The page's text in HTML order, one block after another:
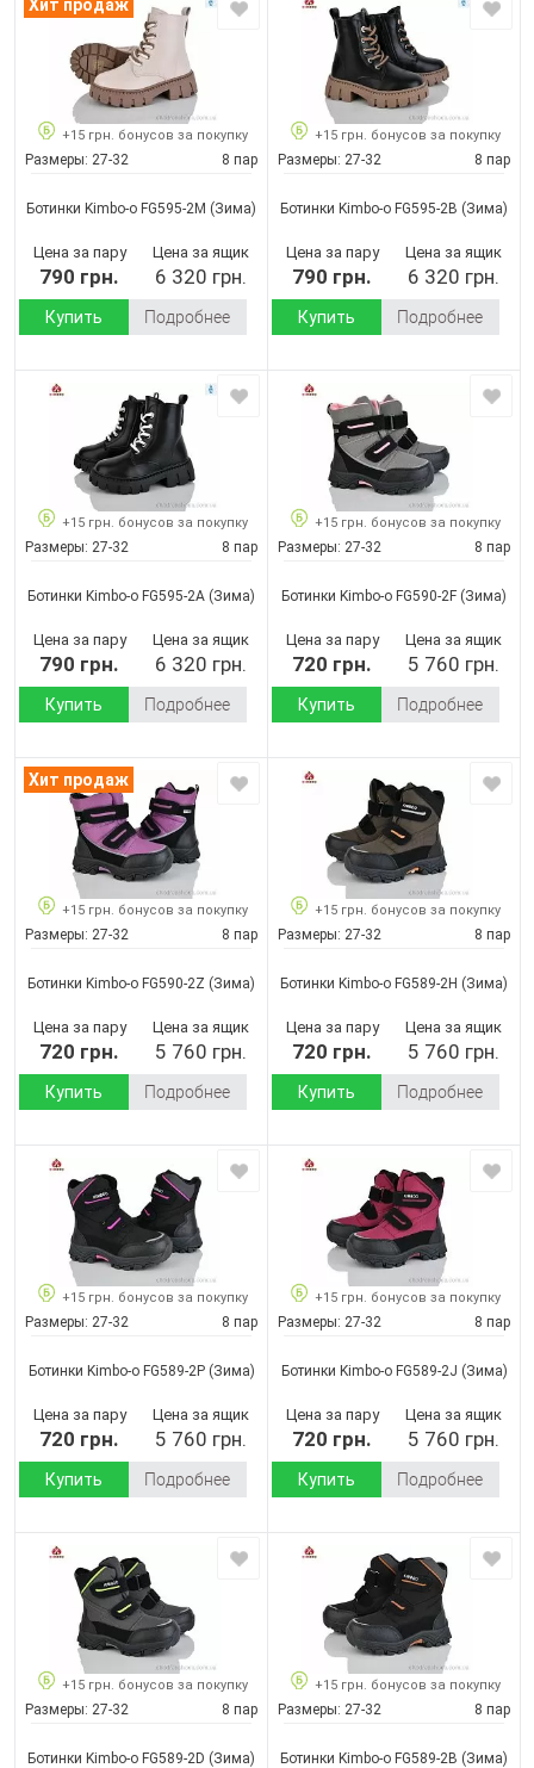
Хит продаж
+15 грн. бонусов за покупку
Размеры: 27-32 8 пар
Ботинки Kimbo-o FG595-2M (Зима)
Цена за пару
790 грн.
Цена за ящик
6 320 грн.
Купить Подробнее
+15 грн. бонусов за покупку
Размеры: 27-32 8 пар
Ботинки Kimbo-o FG595-2B (Зима)
Цена за пару
790 грн.
Цена за ящик
6 320 грн.
Купить Подробнее
+15 грн. бонусов за покупку
Размеры: 27-32 8 пар
Ботинки Kimbo-o FG595-2A (Зима)
Цена за пару
790 грн.
Цена за ящик
6 320 грн.
Купить Подробнее
+15 грн. бонусов за покупку
Размеры: 27-32 8 пар
Ботинки Kimbo-o FG590-2F (Зима)
Цена за пару
720 грн.
Цена за ящик
5 760 грн.
Купить Подробнее
Хит продаж
+15 грн. бонусов за покупку
Размеры: 27-32 8 пар
Ботинки Kimbo-o FG590-2Z (Зима)
Цена за пару
720 грн.
Цена за ящик
5 760 грн.
Купить Подробнее
+15 грн. бонусов за покупку
Размеры: 27-32 8 пар
Ботинки Kimbo-o FG589-2H (Зима)
Цена за пару
720 грн.
Цена за ящик
5 760 грн.
Купить Подробнее
+15 грн. бонусов за покупку
Размеры: 27-32 8 пар
Ботинки Kimbo-o FG589-2P(Зима)
Цена за пару
720 грн.
Цена за ящик
5 760 грн.
Купить Подробнее
+15 грн. бонусов за покупку
Размеры: 27-32 8 пар
Ботинки Kimbo-o FG589-2J (Зима)
Цена за пару
720 грн.
Цена за ящик
5 760 грн.
Купить Подробнее
+15 грн. бонусов за покупку
Размеры: 27-32 8 пар
Ботинки Kimbo-o FG589-2D (Зима)
+15 грн. бонусов за покупку
Размеры: 27-32 8 пар
Ботинки Kimbo-o FG589-2B (Зима)